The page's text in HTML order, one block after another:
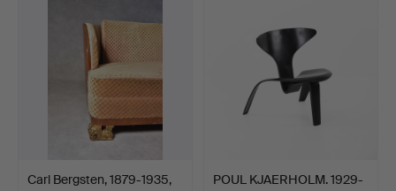
Carl Bergsten, 1879-1935,
POUL KJAERHOLM. 1929-